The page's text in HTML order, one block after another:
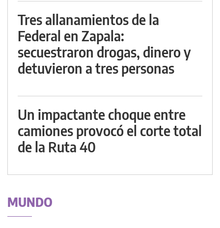
Tres allanamientos de la
Federal en Zapala:
secuestraron drogas, dinero y
detuvieron a tres personas
Un impactante choque entre
camiones provocó el corte total
de la Ruta 40
MUNDO